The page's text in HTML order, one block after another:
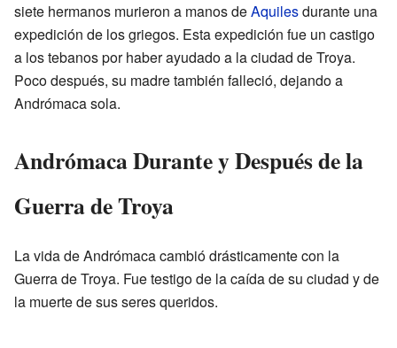
siete hermanos murieron a manos deAquilesdurante una
expedición de los griegos. Esta expedición fue un castigo
a los tebanos por haber ayudado a la ciudad de Troya.
Poco después, su madre también falleció, dejando a
Andrómaca sola.
Andrómaca Durante y Después de la
Guerra de Troya
La vida de Andrómaca cambió drásticamente con la
Guerra de Troya. Fue testigo de la caída de su ciudad y de
la muerte de sus seres queridos.